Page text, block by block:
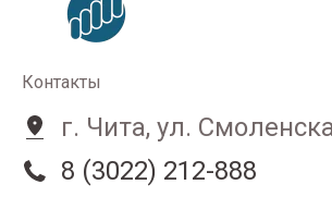
Контакты
г. Чита, ул.
8 (3022) 212-888